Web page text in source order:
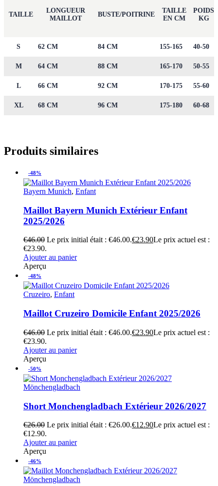
TAILLE
LONGUEUR
MAILLOT
BUSTE/POITRINE
TAILLE
EN CM
POIDS
KG
S 62 CM 84 CM 155-165 40-50
M 64 CM 88 CM 165-170 50-55
L 66 CM 92 CM 170-175 55-60
XL 68 CM 96 CM 175-180 60-68
Produits similaires
-48%
Bayern Munich, Enfant
Maillot Bayern Munich Extérieur Enfant
2025/2026
€46.00 Le prix initial était : €46.00.€23.90Le prix actuel est :
€23.90.
Ajouter au panier
Aperçu
-48%
Cruzeiro, Enfant
Maillot Cruzeiro Domicile Enfant 2025/2026
€46.00 Le prix initial était : €46.00.€23.90Le prix actuel est :
€23.90.
Ajouter au panier
Aperçu
-50%
Mönchengladbach
Short Monchengladbach Extérieur 2026/2027
€26.00 Le prix initial était : €26.00.€12.90Le prix actuel est :
€12.90.
Ajouter au panier
Aperçu
-46%
Mönchengladbach